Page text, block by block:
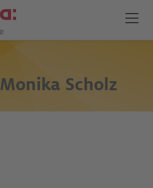
Monika Scholz